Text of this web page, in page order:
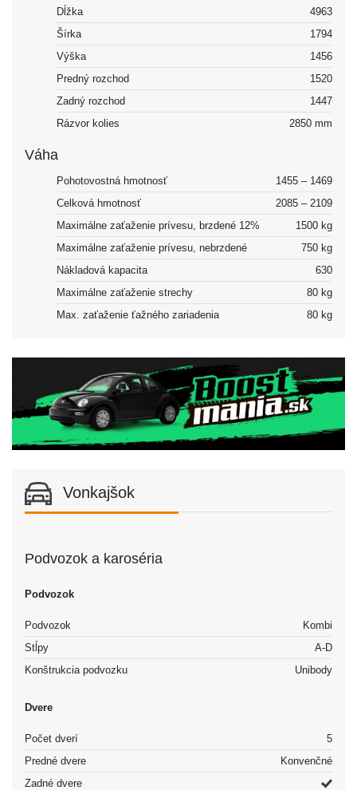
Dĺžka
4963
Šírka
1794
Výška
1456
Predný rozchod
1520
Zadný rozchod
1447
Rázvor kolies
2850 mm
Váha
Pohotovostná hmotnosť
1455 – 1469
Celková hmotnosť
2085 – 2109
Maximálne zaťaženie prívesu, brzdené 12%
1500 kg
Maximálne zaťaženie prívesu, nebrzdené
750 kg
Nákladová kapacita
630
Maximálne zaťaženie strechy
80 kg
Max. zaťaženie ťažného zariadenia
80 kg
Vonkajšok
Podvozok a karoséria
Podvozok
Podvozok
Kombi
Stĺpy
A-D
Konštrukcia podvozku
Unibody
Dvere
Počet dverí
5
Predné dvere
Konvenčné
Zadné dvere